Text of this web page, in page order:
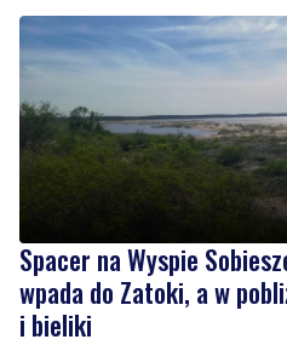
Spacer na Wyspie
wpada do Zatoki, a w
i bieliki